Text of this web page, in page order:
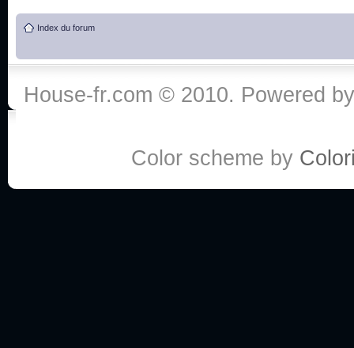
:he:
Salut tout le monde ! Je me fais un petit après
Index du forum
House-fr.com © 2010. Powered
Color scheme by